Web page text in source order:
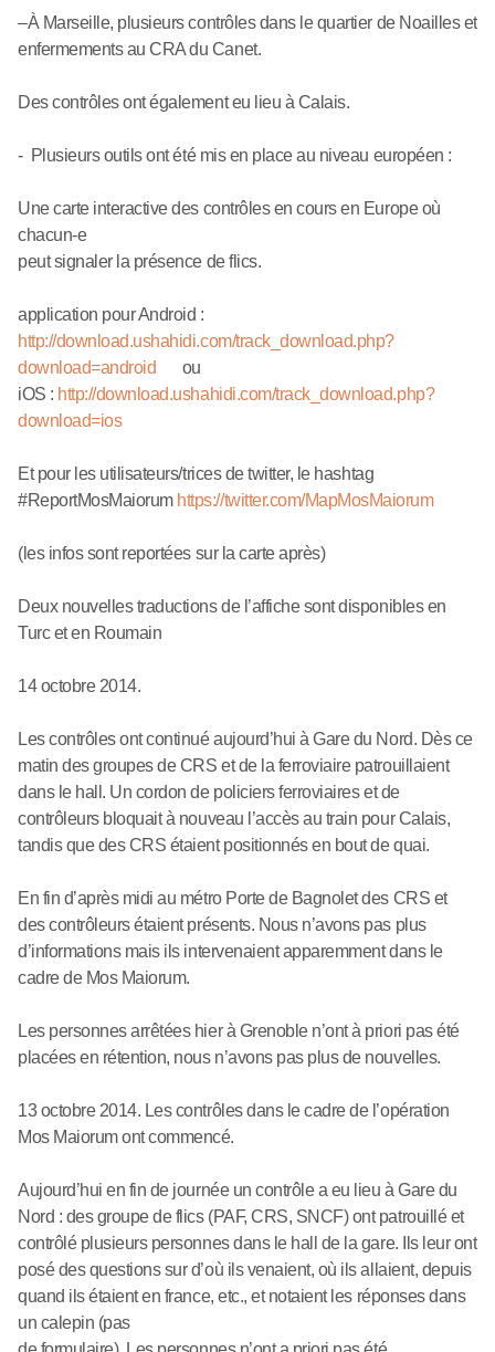
–À Marseille, plusieurs contrôles dans le quartier de Noailles et
enfermements au CRA du Canet.
Des contrôles ont également eu lieu à Calais.
- Plusieurs outils ont été mis en place au niveau européen :
Une carte interactive des contrôles en cours en Europe où
chacun-e
peut signaler la présence de flics.
application pour Android :
http://download.ushahidi.com/track_download.php?
download=android
ou
iOS : http://download.ushahidi.com/track_download.php?
download=ios
Et pour les utilisateurs/trices de twitter, le hashtag
#ReportMosMaiorum https://twitter.com/MapMosMaiorum
(les infos sont reportées sur la carte après)
Deux nouvelles traductions de l’affiche sont disponibles en
Turc et en Roumain
14 octobre 2014.
Les contrôles ont continué aujourd’hui à Gare du Nord. Dès ce
matin des groupes de CRS et de la ferroviaire patrouillaient
dans le hall. Un cordon de policiers ferroviaires et de
contrôleurs bloquait à nouveau l’accès au train pour Calais,
tandis que des CRS étaient positionnés en bout de quai.
En fin d’après midi au métro Porte de Bagnolet des CRS et
des contrôleurs étaient présents. Nous n’avons pas plus
d’informations mais ils intervenaient apparemment dans le
cadre de Mos Maiorum.
Les personnes arrêtées hier à Grenoble n’ont à priori pas été
placées en rétention, nous n’avons pas plus de nouvelles.
13 octobre 2014. Les contrôles dans le cadre de l’opération
Mos Maiorum ont commencé.
Aujourd’hui en fin de journée un contrôle a eu lieu à Gare du
Nord : des groupe de flics (PAF, CRS, SNCF) ont patrouillé et
contrôlé plusieurs personnes dans le hall de la gare. Ils leur ont
posé des questions sur d’où ils venaient, où ils allaient, depuis
quand ils étaient en france, etc., et notaient les réponses dans
un calepin (pas